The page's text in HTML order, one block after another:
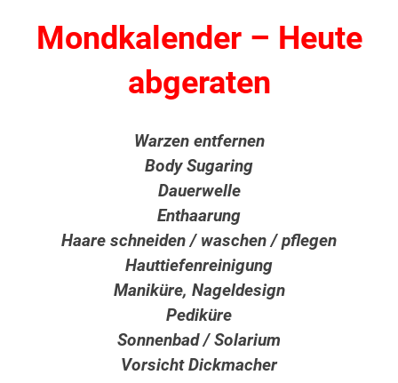
Mondkalender – Heute
abgeraten
Warzen entfernen
Body Sugaring
Dauerwelle
Enthaarung
Haare schneiden / waschen / pflegen
Hauttiefenreinigung
Maniküre, Nageldesign
Pediküre
Sonnenbad / Solarium
Vorsicht Dickmacher